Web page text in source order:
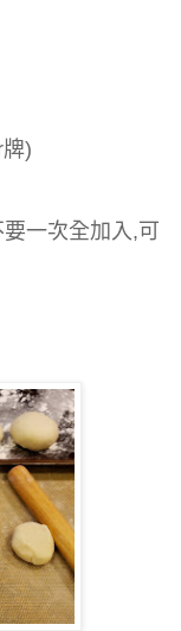
)
一次全加入,可